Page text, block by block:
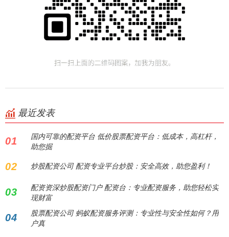
最近发表
01
国内可靠的配资平台 低价股票配资平台：低成本，高杠杆，
助您掘
02 炒股配资公司 配资专业平台炒股：安全高效，助您盈利！
03
配资资深炒股配资门户 配资台：专业配资服务，助您轻松实
现财富
04
股票配资公司 蚂蚁配资服务评测：专业性与安全性如何？用
户真